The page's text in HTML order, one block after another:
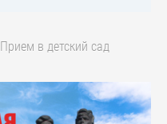
Прием в детский сад